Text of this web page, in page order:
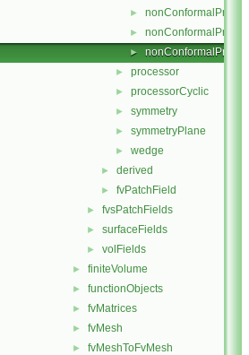
►
►
►
► processor
► processorCyclic
► symmetry
► symmetryPlane
► wedge
► derived
► fvPatchField
► fvsPatchFields
► surfaceFields
► volFields
► finiteVolume
► functionObjects
► fvMatrices
► fvMesh
► fvMeshToFvMesh